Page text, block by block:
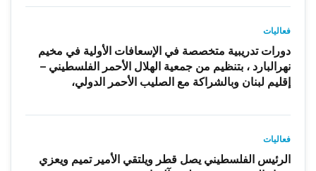
فعاليات
دورات تدريبية متخصصة في الإسعافات الأولية في مخيم
نهرالبارد ، بتنظيم من جمعية الهلال الأحمر الفلسطيني –
إقليم لبنان وبالشراكة مع الصليب الأحمر الدولي،
فعاليات
الرئيس الفلسطيني يصل قطر ويلتقي الأمير تميم ويعزي